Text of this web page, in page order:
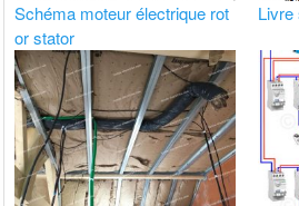
Schéma moteur électrique rot
or stator
Livre